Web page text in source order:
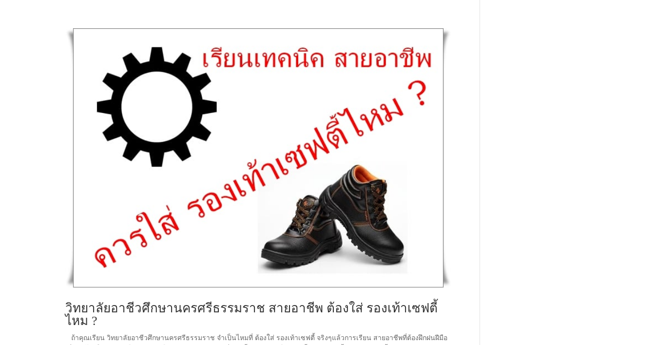
วิทยาลัยอาชีวศึกษานครศรีธรรมราช สายอาชีพ ต้องใส่ รองเท้าเซฟตี้
ไหม ?
ถ้าคุณเรียน วิทยาลัยอาชีวศึกษานครศรีธรรมราช จำเป็นไหมที่ ต้องใส่ รองเท้าเซฟตี้ จริงๆแล้วการเรียน สายอาชีพที่ต้องฝึกฝนฝีมือ